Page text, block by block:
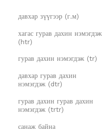
давхар зүүгээр (г.м)
хагас гурав дахин нэмэгдэж
(htr)
гурав дахин нэмэгдэж (tr)
давхар гурав дахин
нэмэгдэж (dtr)
гурав дахин гурав дахин
нэмэгдэж (trtr)
санаж байна